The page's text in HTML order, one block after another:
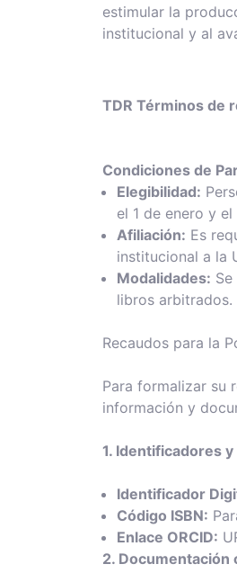
estimular la
institucional y al
TDR Términos de
Condiciones de
Elegibilidad:
el 1 de enero y
Afiliación: Es
institucional a la
Modalidades:
libros arbitrados.
Recaudos para la
Para formalizar su
información y
1. Identificadores
Identificador
Código ISBN:
Enlace ORCID:
2. Documentación